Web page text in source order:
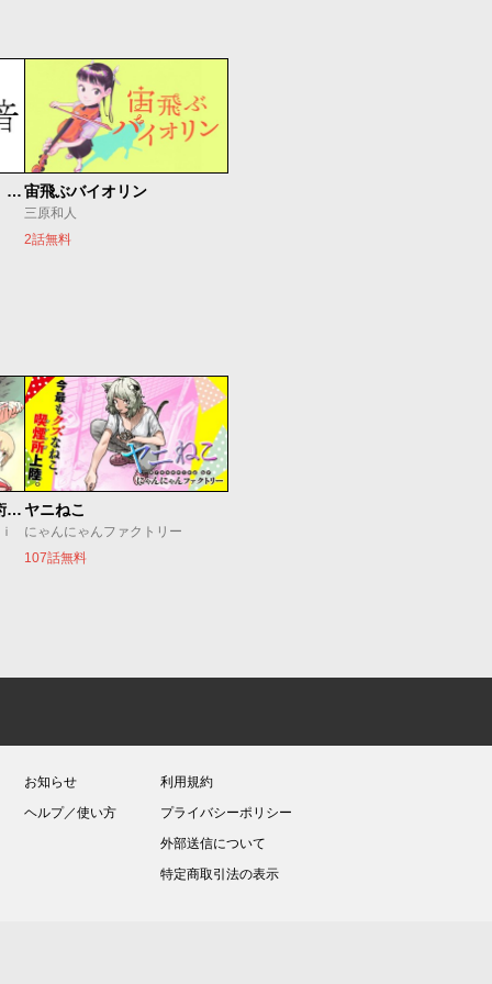
もうひとつのピアノの森 整う音宙飛ぶバイオリン
三原和人
2話無料
追放されたチート付与魔術師は気ままなセカンドライフを謳歌する。 ～俺は武器だけじゃなく、あらゆるものに『強化ポイント』を付与できるし、俺の意思でいつでも効果を解除できるけど、残った人たち大丈夫？～ ヤニねこ
にゃんにゃんファクトリー
107話無料
お知らせ
ヘルプ／使い方
利用規約
プライバシーポリシー
外部送信について
特定商取引法の表示